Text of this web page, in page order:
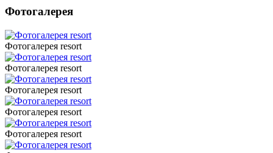
Фотогалерея
Фотогалерея resort
Фотогалерея resort
Фотогалерея resort
Фотогалерея resort
Фотогалерея resort